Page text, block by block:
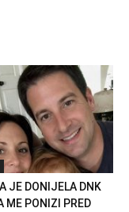
JE DONIJELA DNK
ME PONIZI PRED